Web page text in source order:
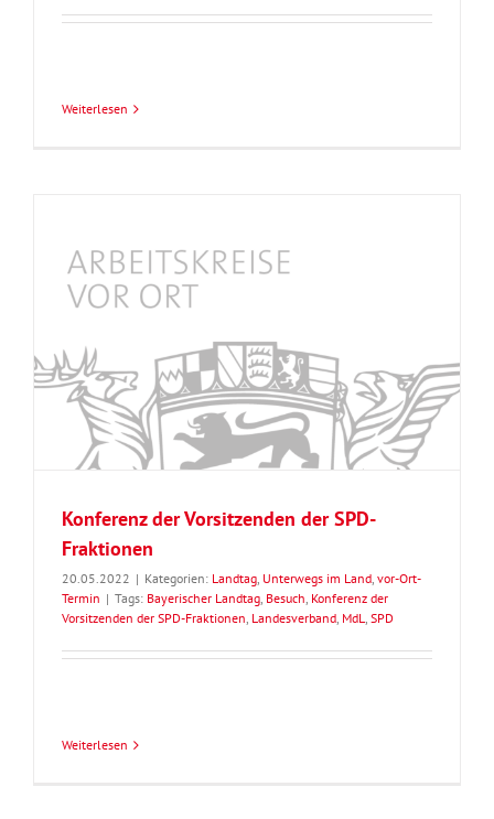
Weiterlesen
Konferenz der Vorsitzenden der SPD-
Fraktionen
20.05.2022 | Kategorien: Landtag, Unterwegs im Land, vor-Ort-
Termin | Tags: Bayerischer Landtag, Besuch, Konferenz der
Vorsitzenden der SPD-Fraktionen, Landesverband, MdL, SPD
Weiterlesen